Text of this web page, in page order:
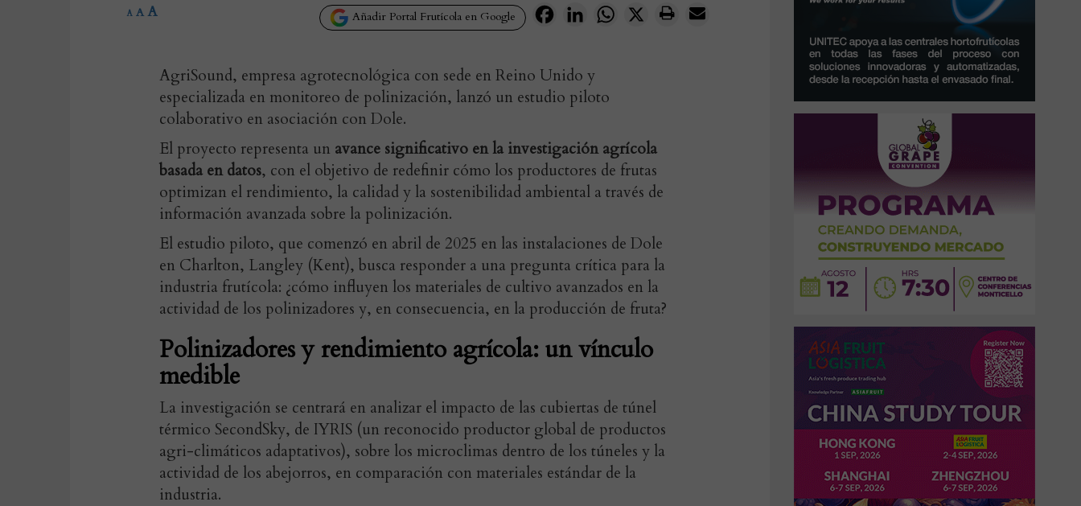
Añadir Portal Frutícola en Google FacebookLinkedInWhatsApp
X
A A A
AgriSound, empresa agrotecnológica con sede en Reino Unido y
especializada en monitoreo de polinización, lanzó un estudio piloto
colaborativo en asociación con Dole.
El proyecto representa un avance significativo en la investigación agrícola
basada en datos, con el objetivo de redefinir cómo los productores de frutas
optimizan el rendimiento, la calidad y la sostenibilidad ambiental a través de
información avanzada sobre la polinización.
El estudio piloto, que comenzó en abril de 2025 en las instalaciones de Dole
en Charlton, Langley (Kent), busca responder a una pregunta crítica para la
industria frutícola: ¿cómo influyen los materiales de cultivo avanzados en la
actividad de los polinizadores y, en consecuencia, en la producción de fruta?
Polinizadores y rendimiento agrícola: un vínculo
medible
La investigación se centrará en analizar el impacto de las cubiertas de túnel
térmico SecondSky, de IYRIS (un reconocido productor global de productos
agri-climáticos adaptativos), sobre los microclimas dentro de los túneles y la
actividad de los abejorros, en comparación con materiales estándar de la
industria.